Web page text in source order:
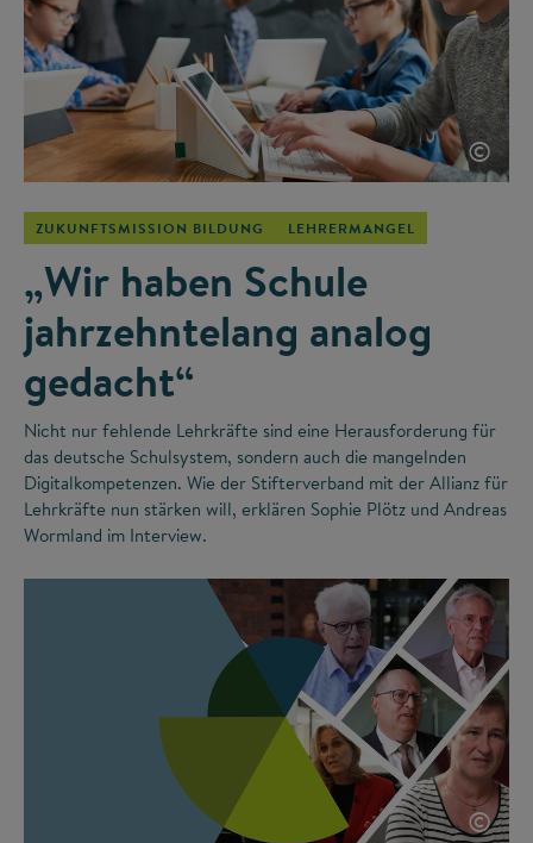
©
ZUKUNFTSMISSION BILDUNG LEHRERMANGEL
„Wir haben Schule
jahrzehntelang analog
gedacht“
Nicht nur fehlende Lehrkräfte sind eine Herausforderung für
das deutsche Schulsystem, sondern auch die mangelnden
Digitalkompetenzen. Wie der Stifterverband mit der Allianz für
Lehrkräfte nun stärken will, erklären Sophie Plötz und Andreas
Wormland im Interview.
©